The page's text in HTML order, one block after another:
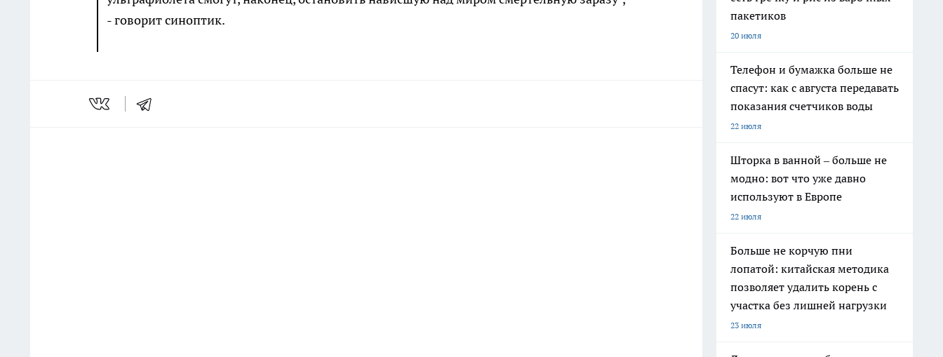
- говорит синоптик.
пакетиков
20 июля
Телефон и бумажка больше не
спасут: как с августа передавать
показания счетчиков воды
22 июля
Шторка в ванной – больше не
модно: вот что уже давно
используют в Европе
22 июля
Больше не корчую пни
лопатой: китайская методика
позволяет удалить корень с
участка без лишней нагрузки
23 июля